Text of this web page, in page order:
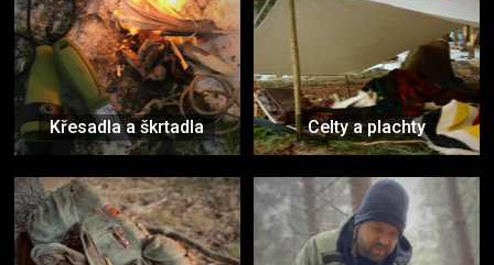
Křesadla a škrtadla Celty a plachty